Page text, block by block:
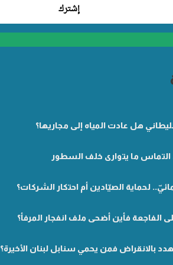
هل عادت المياه إلى مجاريها؟
التماس ما يتوارى خلف السطور
لحماية الصيّادين أم احتكار الشركات؟
فأين أضحى ملف انفجار المرفأ؟
بالانقراض فمن يحمي سنابل لبنان الأخيرة؟